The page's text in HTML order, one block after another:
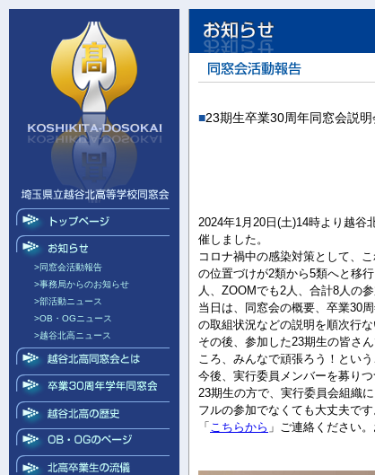
>同窓会活動報告
>事務局からのお知らせ
>部活動ニュース
>OB・OGニュース
>越谷北高ニュース
■23期生卒業30周年同窓会説
2024年1月20日(土)14時より越谷
催しました。
コロナ禍中の感染対策として、
の位置づけが2類から5類へと移
人、ZOOMでも2人、合計8人の参
当日は、同窓会の概要、卒業30
の取組状況などの説明を順次行な
その後、参加した23期生の皆さ
ころ、みんなで頑張ろう！という
今後、実行委員メンバーを募り
23期生の方で、実行委員会組織
フルの参加でなくても大丈夫で
「 こちらから 」ご連絡ください